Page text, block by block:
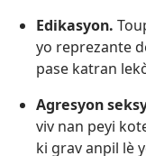
Edikasyon.
yo reprezante
pase katran
Agresyon
viv nan peyi
ki grav anpil lè